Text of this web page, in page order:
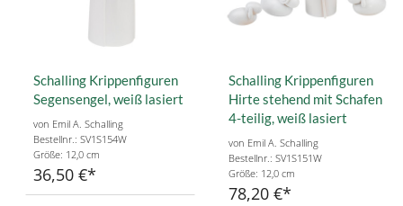
Schalling Krippenfiguren
Segensengel, weiß lasiert
von Emil A. Schalling
Bestellnr.: SV1S154W
Größe: 12,0 cm
36,50 €
Schalling Krippenfiguren
Hirte stehend mit Schafen
4-teilig, weiß lasiert
von Emil A. Schalling
Bestellnr.: SV1S151W
Größe: 12,0 cm
78,20 €